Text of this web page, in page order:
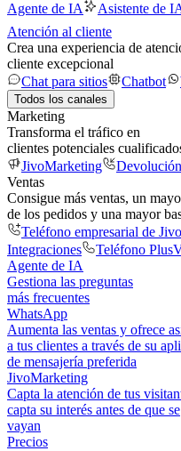
Agente de IA
Asistente de
Atención al cliente
Crea una experiencia de
cliente excepcional
Chat para sitios
Chatbot
Todos los canales
Marketing
Transforma el tráfico en
clientes potenciales
JivoMarketing
Ventas
Consigue más ventas, un
de los pedidos y una mayor
Teléfono empresarial de
Integraciones
Teléfono Plus
Agente de IA
Gestiona las preguntas
más frecuentes
WhatsApp
Aumenta las ventas y ofrece
a tus clientes a través de su
de mensajería preferida
JivoMarketing
Capta la atención de tus
capta su interés antes de que se
vayan
Precios